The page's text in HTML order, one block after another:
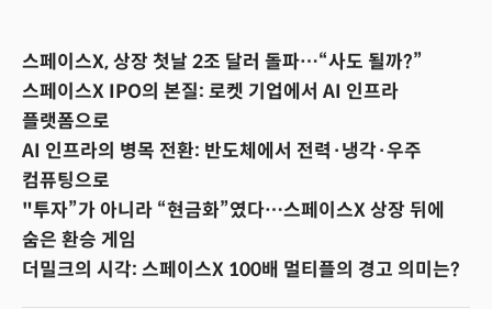
스페이스X, 상장 첫날 2조 달러 돌파…“사도 될까?”
스페이스X IPO의 본질: 로켓 기업에서 AI 인프라
플랫폼으로
AI 인프라의 병목 전환: 반도체에서 전력·냉각·우주
컴퓨팅으로
"투자”가 아니라 “현금화”였다…스페이스X 상장 뒤에
숨은 환승 게임
더밀크의 시각: 스페이스X 100배 멀티플의 경고 의미는?